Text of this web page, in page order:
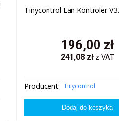
Tinycontrol Lan Kontroler
196,00 zł
241,08zł z VAT
Producent: Tinycontrol